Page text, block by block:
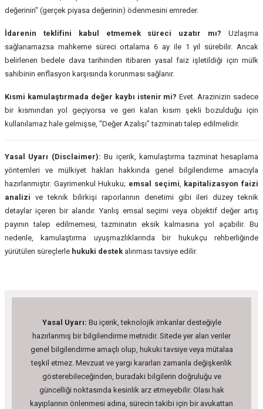
değerinin" (gerçek piyasa değerinin) ödenmesini emreder.
İdarenin teklifini kabul etmemek süreci uzatır mı? Uzlaşma
sağlanamazsa mahkeme süreci ortalama 6 ay ile 1 yıl sürebilir. Ancak
belirlenen bedele dava tarihinden itibaren yasal faiz işletildiği için mülk
sahibinin enflasyon karşısında korunması sağlanır.
Kısmi kamulaştırmada değer kaybı istenir mi? Evet. Arazinizin sadece
bir kısmından yol geçiyorsa ve geri kalan kısım şekli bozulduğu için
kullanılamaz hale gelmişse, "Değer Azalışı" tazminatı talep edilmelidir.
Yasal Uyarı (Disclaimer): Bu içerik, kamulaştırma tazminat hesaplama
yöntemleri ve mülkiyet hakları hakkında genel bilgilendirme amacıyla
hazırlanmıştır. Gayrimenkul Hukuku; emsal seçimi, kapitalizasyon faizi
analizi ve teknik bilirkişi raporlarının denetimi gibi ileri düzey teknik
detaylar içeren bir alandır. Yanlış emsal seçimi veya objektif değer artış
payının talep edilmemesi, tazminatın eksik kalmasına yol açabilir. Bu
nedenle, kamulaştırma uyuşmazlıklarında bir hukukçu rehberliğinde
yürütülen süreçlerle hukuki destek alınması tavsiye edilir.
Yasal Uyarı: Bu içerik, teknolojik imkanlar desteğiyle
hazırlanmış bir bilgilendirme metnidir. Sitede yer alan veriler
genel bilgilendirme amaçlı olup, hukuki tavsiye veya mütalaa
teşkil etmez. Mevzuat ve yargı kararları zamanla değişkenlik
gösterebileceğinden, buradaki bilgilerin doğruluğu ve
güncelliği noktasında kesinlik arz etmeyebilir. Olası hak
kayıplarının önlenmesi adına, sürecin takibi için bir avukattan